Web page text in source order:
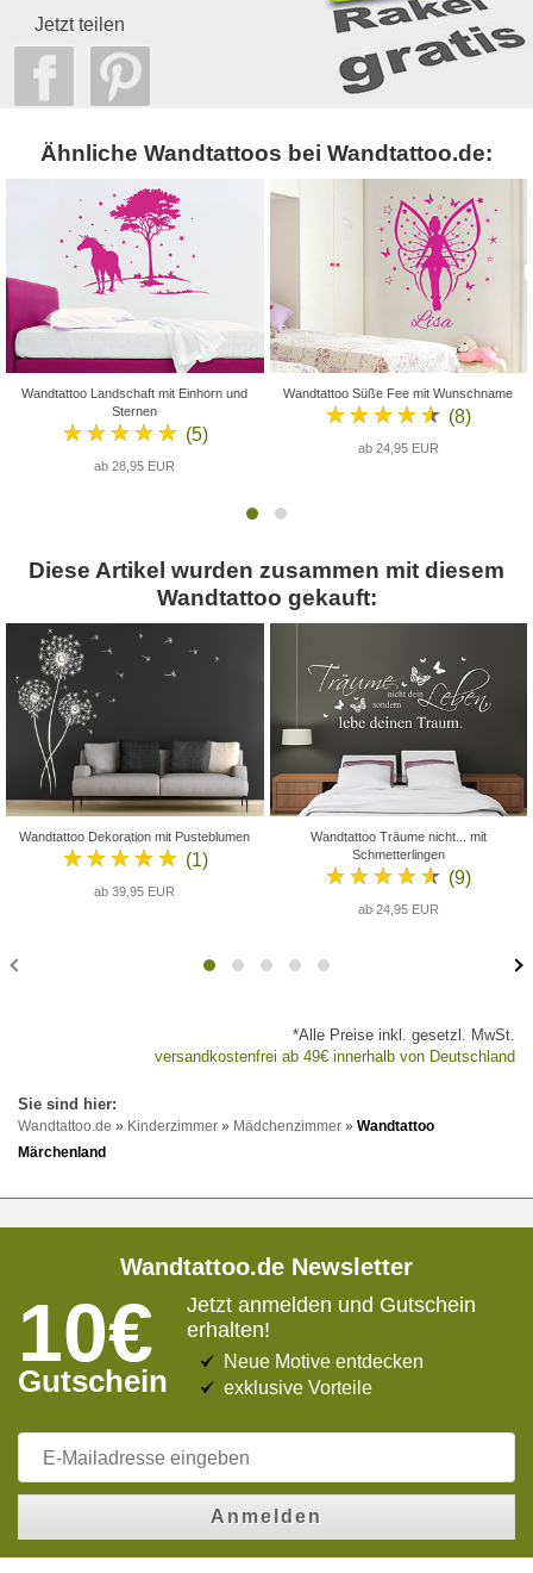
Jetzt teilen
Ähnliche Wandtattoos bei Wandtattoo.de:
Wandtattoo Landschaft mit Einhorn und
Sternen
★★★★★ (5)
ab 28,95 EUR
Wandtattoo Süße Fee mit Wunschname
★★★★★ (8)
ab 24,95 EUR
Diese Artikel wurden zusammen mit diesem
Wandtattoo gekauft:
Wandtattoo Dekoration mit Pusteblumen
★★★★★ (1)
ab 39,95 EUR
Wandtattoo Träume nicht... mit
Schmetterlingen
★★★★★ (9)
ab 24,95 EUR
*Alle Preise inkl. gesetzl. MwSt.
versandkostenfrei ab 49€ innerhalb von Deutschland
Wandtattoo.de » Kinderzimmer » Mädchenzimmer » Wandtattoo
Märchenland
Wandtattoo.de Newsletter
10€
Gutschein
Jetzt anmelden und Gutschein
erhalten!
Neue Motive entdecken
exklusive Vorteile
Anmelden